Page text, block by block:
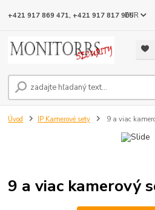
EUR
+421 917 869 471, +421 917 817 905
Úvod IP Kamerové sety 9 a viac
9 a viac kamerový